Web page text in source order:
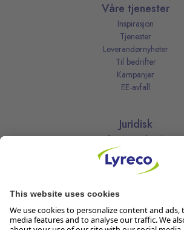
Våre tjenester
Inspirasjon
Tjenester
Leverandørnyheter
Til bedrifter
Kampanjer
EE-avfall
Juridisk
Informasjonskapsler
Kjøpsbetingelser
Personvernerklæring
Vilkår
Vilkår for kundeklubben
Åpenhetsloven